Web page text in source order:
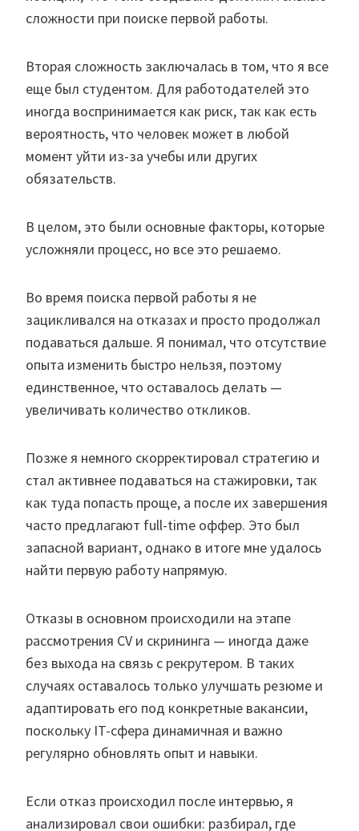
сложности при поиске первой работы.
Вторая сложность заключалась в том, что я все
еще был студентом. Для работодателей это
иногда воспринимается как риск, так как есть
вероятность, что человек может в любой
момент уйти из-за учебы или других
обязательств.
В целом, это были основные факторы, которые
усложняли процесс, но все это решаемо.
Во время поиска первой работы я не
зацикливался на отказах и просто продолжал
подаваться дальше. Я понимал, что отсутствие
опыта изменить быстро нельзя, поэтому
единственное, что оставалось делать —
увеличивать количество откликов.
Позже я немного скорректировал стратегию и
стал активнее подаваться на стажировки, так
как туда попасть проще, а после их завершения
часто предлагают full-time оффер. Это был
запасной вариант, однако в итоге мне удалось
найти первую работу напрямую.
Отказы в основном происходили на этапе
рассмотрения CV и скрининга — иногда даже
без выхода на связь с рекрутером. В таких
случаях оставалось только улучшать резюме и
адаптировать его под конкретные вакансии,
поскольку IT-сфера динамичная и важно
регулярно обновлять опыт и навыки.
Если отказ происходил после интервью, я
анализировал свои ошибки: разбирал, где